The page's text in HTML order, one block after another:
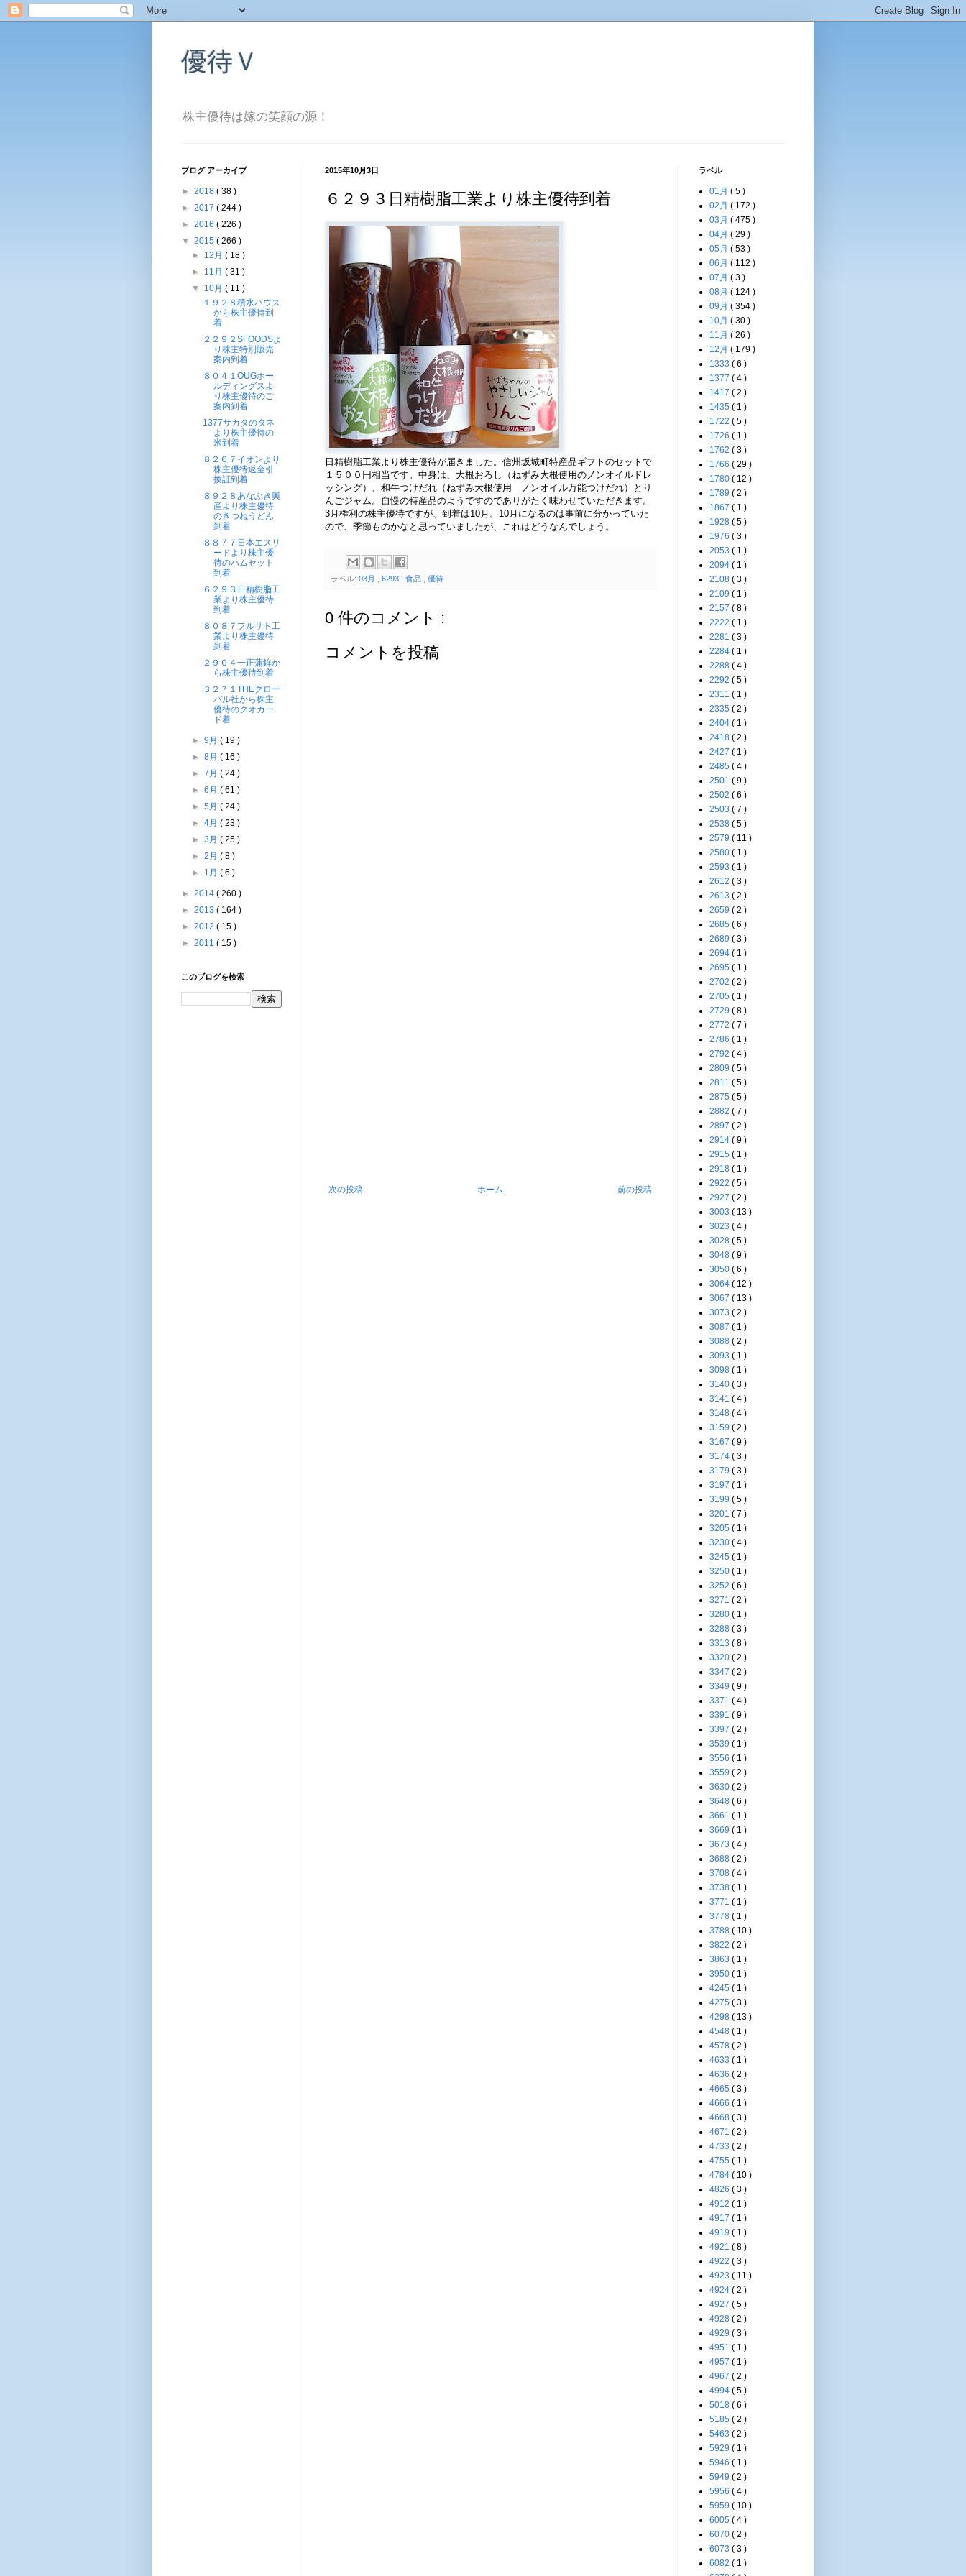
優待Ｖ
株主優待は嫁の笑顔の源！
2015年10月3日
６２９３日精樹脂工業より株主優待到着
日精樹脂工業より株主優待が届きました。信州坂城町特産品ギフトのセットで
１５００円相当です。中身は、大根おろし（ねずみ大根使用のノンオイルドレ
ッシング）、和牛つけだれ（ねずみ大根使用 ノンオイル万能つけだれ）とり
んごジャム。自慢の特産品のようですのでありがたく味わせていただきます。
3月権利の株主優待ですが、到着は10月。10月になるのは事前に分かっていた
ので、季節ものかなと思っていましたが、これはどうなんでしょう。
ラベル: 03月 , 6293 , 食品 , 優待
0 件のコメント :
コメントを投稿
次の投稿 前の投稿
ホーム
ブログ アーカイブ
► 2018 ( 38 )
► 2017 ( 244 )
► 2016 ( 226 )
▼ 2015 ( 266 )
► 12月( 18 )
► 11月( 31 )
▼ 10月( 11 )
１９２８積水ハウス
から株主優待到
着
２２９２SFOODSよ
り株主特別販売
案内到着
８０４１OUGホー
ルディングスよ
り株主優待のご
案内到着
1377サカタのタネ
より株主優待の
米到着
８２６７イオンより
株主優待返金引
換証到着
８９２８あなぶき興
産より株主優待
のきつねうどん
到着
８８７７日本エスリ
ードより株主優
待のハムセット
到着
６２９３日精樹脂工
業より株主優待
到着
８０８７フルサト工
業より株主優待
到着
２９０４一正蒲鉾か
ら株主優待到着
３２７１THEグロー
バル社から株主
優待のクオカー
ド着
►9月( 19 )
►8月( 16 )
►7月( 24 )
►6月( 61 )
►5月( 24 )
►4月( 23 )
►3月( 25 )
►2月( 8 )
► 1月( 6 )
► 2014 ( 260 )
► 2013 ( 164 )
► 2012 ( 15 )
► 2011 ( 15 )
このブログを検索
ラベル
01月 ( 5 )
02月 ( 172 )
03月 ( 475 )
04月 ( 29 )
05月 ( 53 )
06月 ( 112 )
07月 ( 3 )
08月 ( 124 )
09月 ( 354 )
10月 ( 30 )
11月 ( 26 )
12月 ( 179 )
1333 ( 6 )
1377 ( 4 )
1417 ( 2 )
1435 ( 1 )
1722 ( 5 )
1726 ( 1 )
1762 ( 3 )
1766 ( 29 )
1780 ( 12 )
1789 ( 2 )
1867 ( 1 )
1928 ( 5 )
1976 ( 3 )
2053 ( 1 )
2094 ( 1 )
2108 ( 3 )
2109 ( 1 )
2157 ( 8 )
2222 ( 1 )
2281 ( 3 )
2284 ( 1 )
2288 ( 4 )
2292 ( 5 )
2311 ( 1 )
2335 ( 2 )
2404 ( 1 )
2418 ( 2 )
2427 ( 1 )
2485 ( 4 )
2501 ( 9 )
2502 ( 6 )
2503 ( 7 )
2538 ( 5 )
2579 ( 11 )
2580 ( 1 )
2593 ( 1 )
2612 ( 3 )
2613 ( 2 )
2659 ( 2 )
2685 ( 6 )
2689 ( 3 )
2694 ( 1 )
2695 ( 1 )
2702 ( 2 )
2705 ( 1 )
2729 ( 8 )
2772 ( 7 )
2786 ( 1 )
2792 ( 4 )
2809 ( 5 )
2811 ( 5 )
2875 ( 5 )
2882 ( 7 )
2897 ( 2 )
2914 ( 9 )
2915 ( 1 )
2918 ( 1 )
2922 ( 5 )
2927 ( 2 )
3003 ( 13 )
3023 ( 4 )
3028 ( 5 )
3048 ( 9 )
3050 ( 6 )
3064 ( 12 )
3067 ( 13 )
3073 ( 2 )
3087 ( 1 )
3088 ( 2 )
3093 ( 1 )
3098 ( 1 )
3140 ( 3 )
3141 ( 4 )
3148 ( 4 )
3159 ( 2 )
3167 ( 9 )
3174 ( 3 )
3179 ( 3 )
3197 ( 1 )
3199 ( 5 )
3201 ( 7 )
3205 ( 1 )
3230 ( 4 )
3245 ( 1 )
3250 ( 1 )
3252 ( 6 )
3271 ( 2 )
3280 ( 1 )
3288 ( 3 )
3313 ( 8 )
3320 ( 2 )
3347 ( 2 )
3349 ( 9 )
3371 ( 4 )
3391 ( 9 )
3397 ( 2 )
3539 ( 1 )
3556 ( 1 )
3559 ( 2 )
3630 ( 2 )
3648 ( 6 )
3661 ( 1 )
3669 ( 1 )
3673 ( 4 )
3688 ( 2 )
3708 ( 4 )
3738 ( 1 )
3771 ( 1 )
3778 ( 1 )
3788 ( 10 )
3822 ( 2 )
3863 ( 1 )
3950 ( 1 )
4245 ( 1 )
4275 ( 3 )
4298 ( 13 )
4548 ( 1 )
4578 ( 2 )
4633 ( 1 )
4636 ( 2 )
4665 ( 3 )
4666 ( 1 )
4668 ( 3 )
4671 ( 2 )
4733 ( 2 )
4755 ( 1 )
4784 ( 10 )
4826 ( 3 )
4912 ( 1 )
4917 ( 1 )
4919 ( 1 )
4921 ( 8 )
4922 ( 3 )
4923 ( 11 )
4924 ( 2 )
4927 ( 5 )
4928 ( 2 )
4929 ( 3 )
4951 ( 1 )
4957 ( 1 )
4967 ( 2 )
4994 ( 5 )
5018 ( 6 )
5185 ( 2 )
5463 ( 2 )
5929 ( 1 )
5946 ( 1 )
5949 ( 2 )
5956 ( 4 )
5959 ( 10 )
6005 ( 4 )
6070 ( 2 )
6073 ( 3 )
6082 ( 1 )